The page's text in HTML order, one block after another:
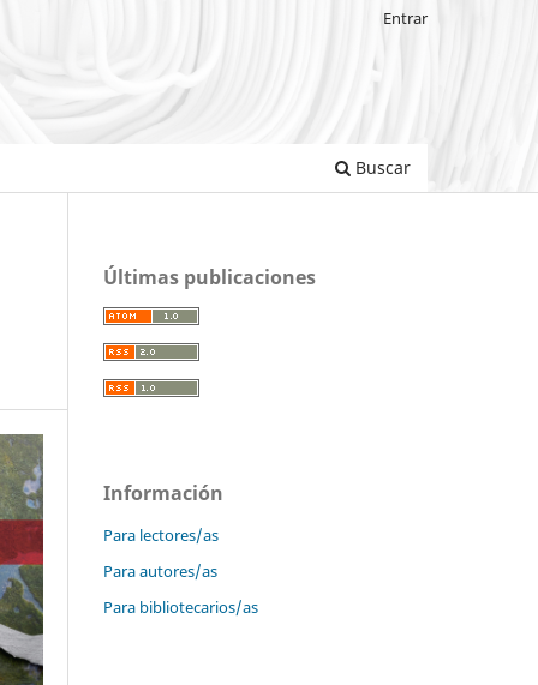
Buscar
Entrar
Últimas publicaciones
Información
Para lectores/as
Para autores/as
Para bibliotecarios/as